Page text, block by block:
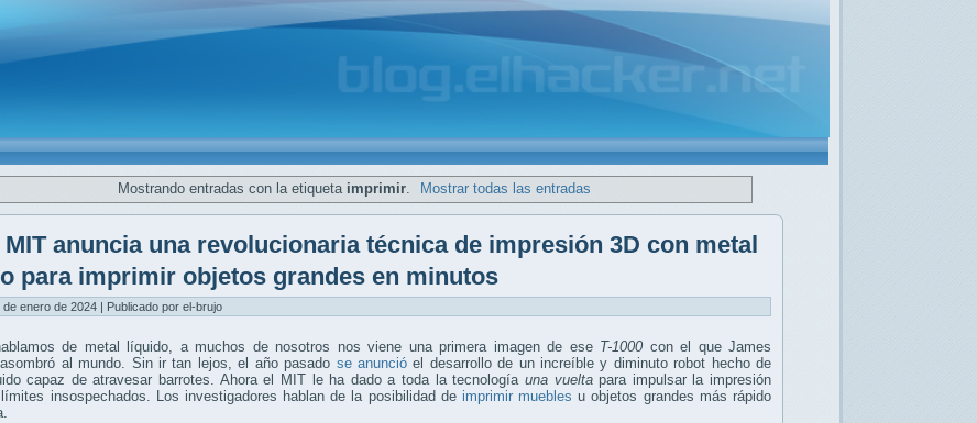
Mostrando entradas con la etiqueta imprimir. Mostrar todas las entradas
MIT anuncia una revolucionaria técnica de impresión 3D con metal
para imprimir objetos grandes en minutos
enero de 2024 | Publicado por el-brujo
de metal líquido, a muchos de nosotros nos viene una primera imagen de ese T-1000 con el que James
al mundo. Sin ir tan lejos, el año pasado se anuncióel desarrollo de un increíble y diminuto robot hecho de
capaz de atravesar barrotes. Ahora el MIT le ha dado a toda la tecnología una vueltapara impulsar la impresión
insospechados. Los investigadores hablan de la posibilidad de imprimir muebles u objetos grandes más rápido